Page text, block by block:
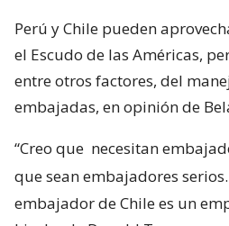
Perú y Chile pueden
el Escudo de las Américas,
entre otros factores, del
embajadas, en opinión de
“Creo que necesitan
que sean embajadores serios.
embajador de Chile es un